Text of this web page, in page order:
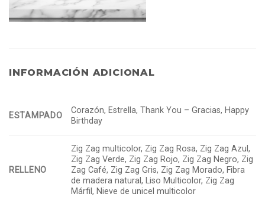
INFORMACIÓN ADICIONAL
ESTAMPADO
Corazón, Estrella, Thank You – Gracias, Happy
Birthday
RELLENO
Zig Zag multicolor, Zig Zag Rosa, Zig Zag Azul,
Zig Zag Verde, Zig Zag Rojo, Zig Zag Negro, Zig
Zag Café, Zig Zag Gris, Zig Zag Morado, Fibra
de madera natural, Liso Multicolor, Zig Zag
Márfil, Nieve de unicel multicolor